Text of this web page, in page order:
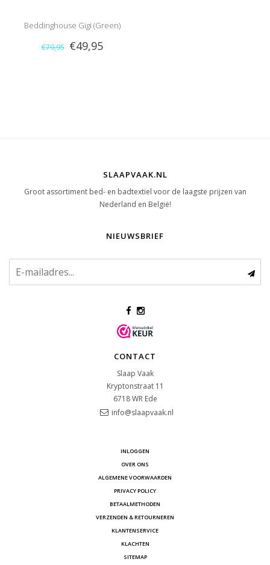
Beddinghouse Gigi (Green)
€79,95 €49,95
SLAAPVAAK.NL
Groot assortiment bed- en badtextiel voor de laagste prijzen van
Nederland en België!
NIEUWSBRIEF
CONTACT
Slaap Vaak
Kryptonstraat 11
6718 WR Ede
info@slaapvaak.nl
INLOGGEN
OVER ONS
ALGEMENE VOORWAARDEN
PRIVACY POLICY
BETAALMETHODEN
VERZENDEN & RETOURNEREN
KLANTENSERVICE
KLACHTEN
SITEMAP